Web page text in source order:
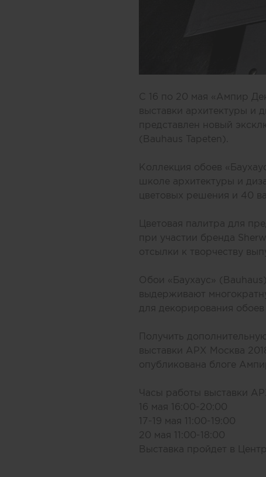
С 16 по 20 мая «Ампир
выставки архитектуры и
представлен новый
(Bauhaus Tapeten).
Коллекция обоев
школе архитектуры и
цветовых решения и 40
Цветовая палитра для
при участии бренда
отсылки к творчеству
Обои «Баухаус»
выдерживают
для декорирования
Получить
выставки АРХ Москва
опубликована блоге
Часы работы выставки
16 мая 16:00-20:00
17-19 мая 11:00-19:00
20 мая 11:00-18:00
Выставка пройдет в